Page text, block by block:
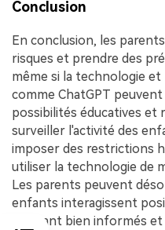
Conclusion
En conclusion, les
risques et prendre des
même si la technologie
comme ChatGPT
possibilités éducatives et
surveiller l'activité des
imposer des restrictions
utiliser la technologie de
Les parents peuvent
enfants interagissent
en étant bien informés